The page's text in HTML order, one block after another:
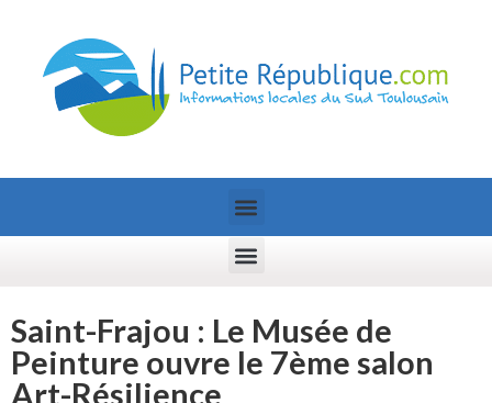
Saint-Frajou : Le Musée de
Peinture ouvre le 7ème salon
Art-Résilience